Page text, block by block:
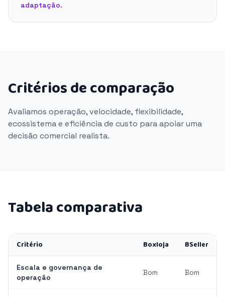
adaptação.
Critérios de comparação
Avaliamos operação, velocidade, flexibilidade,
ecossistema e eficiência de custo para apoiar uma
decisão comercial realista.
Tabela comparativa
Critério Boxloja BSeller
Escala e governança de
operação
Bom Bom